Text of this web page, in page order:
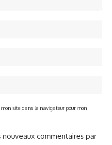
site dans le navigateur pour mon
commentaires par